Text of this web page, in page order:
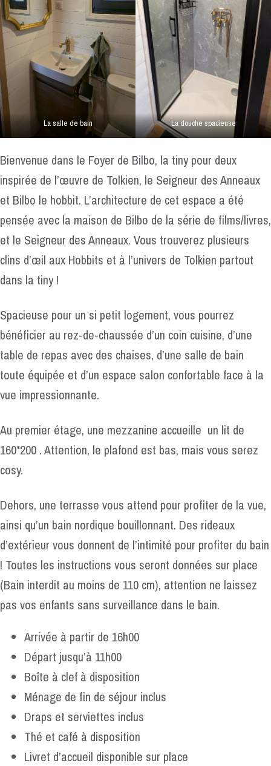
La salle de bain La douche spacieuse
Bienvenue dans le Foyer de Bilbo, la tiny pour deux
inspirée de l’œuvre de Tolkien, le Seigneur des Anneaux
et Bilbo le hobbit. L’architecture de cet espace a été
pensée avec la maison de Bilbo de la série de films/livres,
et le Seigneur des Anneaux. Vous trouverez plusieurs
clins d’œil aux Hobbits et à l’univers de Tolkien partout
dans la tiny !
Spacieuse pour un si petit logement, vous pourrez
bénéficier au rez-de-chaussée d’un coin cuisine, d’une
table de repas avec des chaises, d’une salle de bain
toute équipée et d’un espace salon confortable face à la
vue impressionnante.
Au premier étage, une mezzanine accueille un lit de
160*200 . Attention, le plafond est bas, mais vous serez
cosy.
Dehors, une terrasse vous attend pour profiter de la vue,
ainsi qu’un bain nordique bouillonnant. Des rideaux
d’extérieur vous donnent de l’intimité pour profiter du bain
! Toutes les instructions vous seront données sur place
(Bain interdit au moins de 110 cm), attention ne laissez
pas vos enfants sans surveillance dans le bain.
Arrivée à partir de 16h00
Départ jusqu’à 11h00
Boîte à clef à disposition
Ménage de fin de séjour inclus
Draps et serviettes inclus
Thé et café à disposition
Livret d’accueil disponible sur place